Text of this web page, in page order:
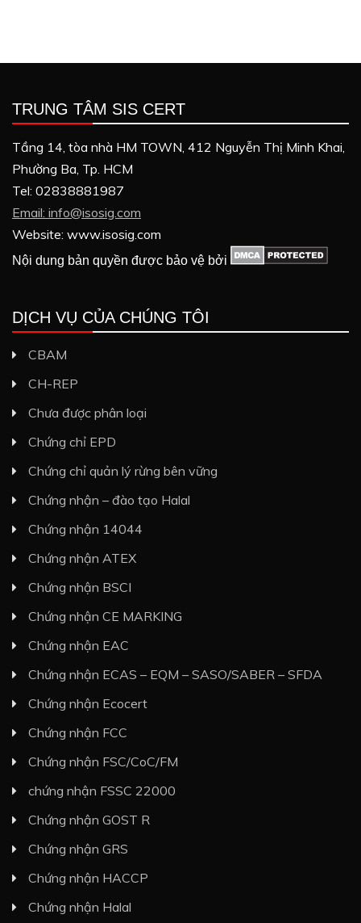
TRUNG TÂM SIS CERT
Tầng 14, tòa nhà HM TOWN, 412 Nguyễn Thị Minh Khai,
Phường Ba, Tp. HCM
Tel: 02838881987
Email: info@isosig.com
Website: www.isosig.com
Nội dung bản quyền được bảo vệ bởi
DỊCH VỤ CỦA CHÚNG TÔI
CBAM
CH-REP
Chưa được phân loại
Chứng chỉ EPD
Chứng chỉ quản lý rừng bên vững
Chứng nhận – đào tạo Halal
Chứng nhận 14044
Chứng nhận ATEX
Chứng nhận BSCI
Chứng nhận CE MARKING
Chứng nhận EAC
Chứng nhận ECAS – EQM – SASO/SABER – SFDA
Chứng nhận Ecocert
Chứng nhận FCC
Chứng nhận FSC/CoC/FM
chứng nhận FSSC 22000
Chứng nhận GOST R
Chứng nhận GRS
Chứng nhận HACCP
Chứng nhận Halal